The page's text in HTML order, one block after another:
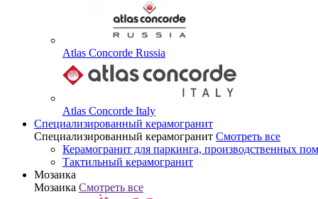
Atlas Concorde Russia
Atlas Concorde Italy
Специализированный керамогранит
Специализированный керамогранит Смотреть все
Керамогранит для паркинга, производственных
Тактильный керамогранит
Мозаика
Мозаика Смотреть все